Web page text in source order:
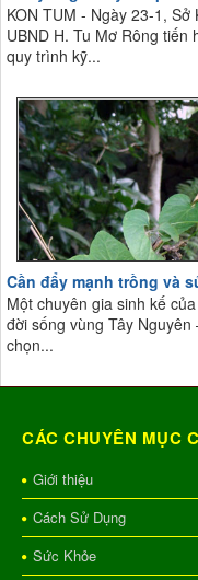
KON TUM - Ngày 23-1,
UBND H. Tu Mơ Rông
quy trình kỹ...
Cần đẩy mạnh trồng và
Một chuyên gia sinh kế
đời sống vùng Tây
chọn...
CÁC CHUYÊN MỤC
Giới thiệu
Cách Sử Dụng
Sức Khỏe